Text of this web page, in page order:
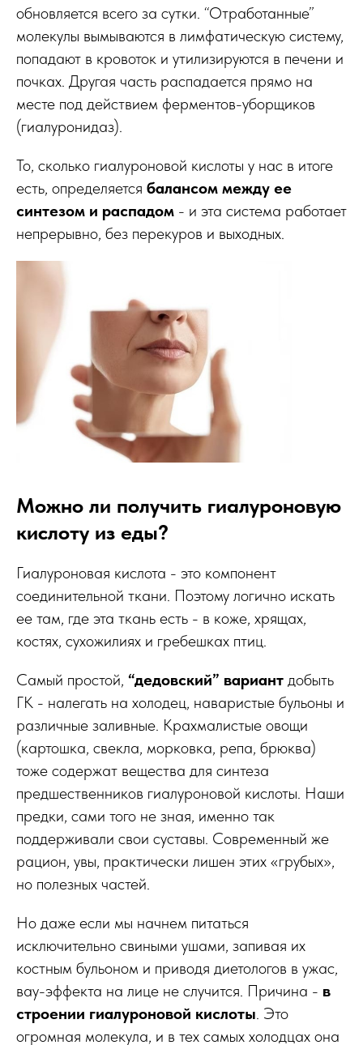
обновляется всего за сутки. “Отработанные”
молекулы вымываются в лимфатическую систему,
попадают в кровоток и утилизируются в печени и
почках. Другая часть распадается прямо на
месте под действием ферментов-уборщиков
(гиалуронидаз).
То, сколько гиалуроновой кислоты у нас в итоге
есть, определяется балансом между ее
синтезом и распадом - и эта система работает
непрерывно, без перекуров и выходных.
Можно ли получить гиалуроновую
кислоту из еды?
Гиалуроновая кислота - это компонент
соединительной ткани. Поэтому логично искать
ее там, где эта ткань есть - в коже, хрящах,
костях, сухожилиях и гребешках птиц.
Самый простой, “дедовский” вариант добыть
ГК - налегать на холодец, наваристые бульоны и
различные заливные. Крахмалистые овощи
(картошка, свекла, морковка, репа, брюква)
тоже содержат вещества для синтеза
предшественников гиалуроновой кислоты. Наши
предки, сами того не зная, именно так
поддерживали свои суставы. Современный же
рацион, увы, практически лишен этих «грубых»,
но полезных частей.
Но даже если мы начнем питаться
исключительно свиными ушами, запивая их
костным бульоном и приводя диетологов в ужас,
вау-эффекта на лице не случится. Причина - в
строении гиалуроновой кислоты. Это
огромная молекула, и в тех самых холодцах она